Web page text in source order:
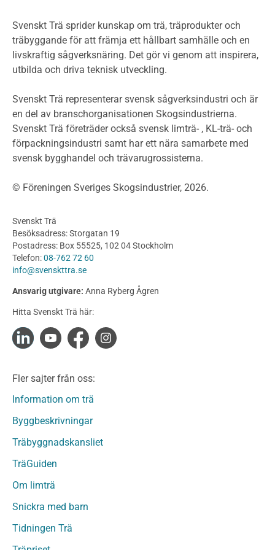
Miljödeklarationer och märkning
Termer och förkortningar
Planering
Klimatkalkylator hallar
Projektering av trähus - generellt
Byggsystem
Fasadsystem i skivmaterial
Bullerskärmar och andra utomhuskonstruktioner
Byggnation och utförande
Utförande
Produkter
Konstruktionsvirke
Konstruktionsvirke Behandlat
Konstruktionsvirke Fingerskarvat
Konstruktionsvirke Fingerskarvat Obehandlat
Limträ
Fanerträ
Fanerträ Obehandlat
Träpanel och Utvändig beklädnad Behandlat
Träpanel och utvändig beklädnad Obehandlat
Trägolv
Sågat virke
Sågat virke Behandlat
Svenskt Trä sprider kunskap om trä, träprodukter och
träbyggande för att främja ett hållbart samhälle och en
livskraftig sågverksnäring. Det gör vi genom att inspirera,
utbilda och driva teknisk utveckling.
Svenskt Trä representerar svensk sågverksindustri och är
en del av branschorganisationen Skogsindustrierna.
Svenskt Trä företräder också svensk limträ- , KL-trä- och
förpackningsindustri samt har ett nära samarbete med
svensk bygghandel och trävarugrossisterna.
© Föreningen Sveriges Skogsindustrier, 2026.
Svenskt Trä
Besöksadress: Storgatan 19
Postadress: Box 55525, 102 04 Stockholm
Telefon:08-762 72 60
info@svenskttra.se
Ansvarig utgivare: Anna Ryberg Ågren
Hitta Svenskt Trä här:
Fler sajter från oss:
Information om trä
Byggbeskrivningar
Träbyggnadskansliet
TräGuiden
Om limträ
Snickra med barn
Tidningen Trä